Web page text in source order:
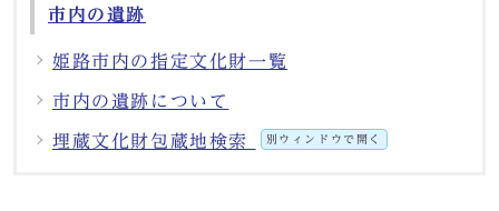
市内の遺跡
姫路市内の指定文化財一覧
市内の遺跡について
埋蔵文化財包蔵地検索 別ウィンドウで開く